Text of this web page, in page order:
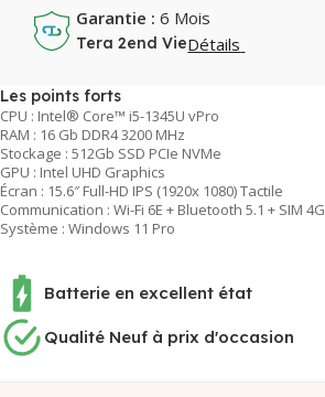
Garantie : 6 Mois
Tera 2end VieDétails
Les points forts
CPU : Intel® Core™ i5-1345U vPro
RAM : 16 Gb DDR4 3200 MHz
Stockage : 512Gb SSD PCIe NVMe
GPU : Intel UHD Graphics
Écran : 15.6″ Full-HD IPS (1920x 1080) Tactile
Communication : Wi-Fi 6E + Bluetooth 5.1 + SIM 4G
Système : Windows 11 Pro
Batterie en excellent état
Qualité Neuf à prix d'occasion